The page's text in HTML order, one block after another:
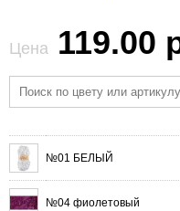
Цена 119.00
№01 БЕЛЫЙ
№04 фиолетовый